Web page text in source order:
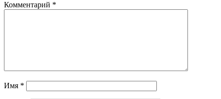
Комментарий *
Имя *